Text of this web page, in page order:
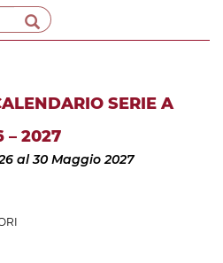
SERIE A
– 2027
al 30 Maggio 2027